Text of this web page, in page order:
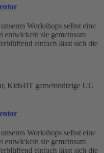
Workshops selbst eine
entwickeln sie gemeinsam
einfach lässt sich die
, Kids4IT gemeinnützige UG
Workshops selbst eine
entwickeln sie gemeinsam
einfach lässt sich die